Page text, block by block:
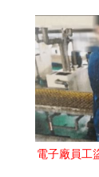
電子廠員工